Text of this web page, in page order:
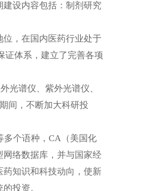
设内容包括：制剂研究
，在国内医药行业处于
证体系，建立了完善各项
光谱仪、紫外光谱仪、
间，不断加大科研投
多个语种，CA（美国化
络数据库，并与国家经
知识和科技动向，使新
投资。